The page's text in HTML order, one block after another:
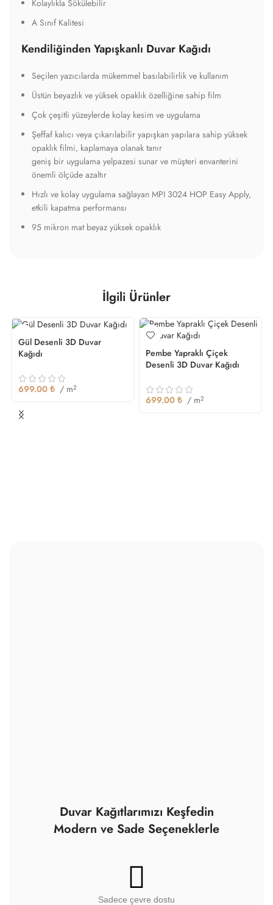
Kolaylıkla Sökülebilir
A Sınıf Kalitesi
Kendiliğinden Yapışkanlı Duvar Kağıdı
Seçilen yazıcılarda mükemmel basılabilirlik ve kullanım
Üstün beyazlık ve yüksek opaklık özelliğine sahip film
Çok çeşitli yüzeylerde kolay kesim ve uygulama
Şeffaf kalıcı veya çıkarılabilir yapışkan yapılara sahip yüksek
opaklık filmi, kaplamaya olanak tanır
geniş bir uygulama yelpazesi sunar ve müşteri envanterini
önemli ölçüde azaltır
Hızlı ve kolay uygulama sağlayan MPI 3024 HOP Easy Apply,
etkili kapatma performansı
95 mikron mat beyaz yüksek opaklık
İlgili Ürünler
Gül Desenli 3D Duvar
Kağıdı
699.00 ₺ / m2
Pembe Yapraklı Çiçek
Desenli 3D Duvar Kağıdı
699.00 ₺ / m2
Duvar Kağıtlarımızı Keşfedin
Modern ve Sade Seçeneklerle
Sadece çevre dostu